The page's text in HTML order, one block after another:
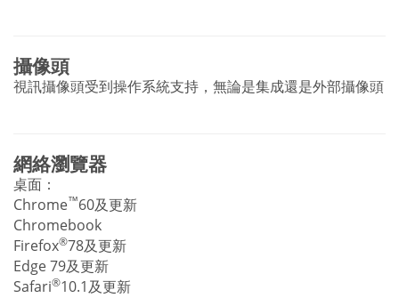
攝像頭
視訊攝像頭受到操作系統支持，無論是集成還是外部攝像頭
網絡瀏覽器
桌面：
Chrome™60及更新
Chromebook
Firefox®78及更新
Edge 79及更新
Safari®10.1及更新